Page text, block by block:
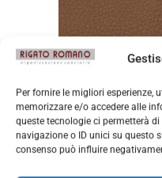
Per fornire le migliori esperienze,
memorizzare e/o accedere alle
queste tecnologie ci permetterà
navigazione o ID unici su questo
consenso può influire